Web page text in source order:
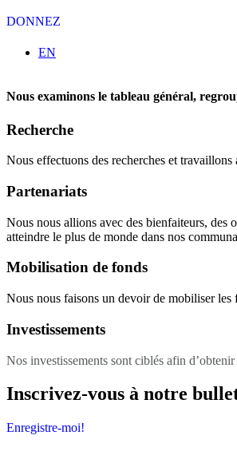
DONNEZ
Sélectionnez votre langue
EN
Nous examinons le tableau général,
Recherche
Nous effectuons des recherches et
Partenariats
Nous nous allions avec des bienfaiteurs, des
atteindre le plus de monde dans nos
Mobilisation de fonds
Nous nous faisons un devoir de mobiliser les
Investissements
Nos investissements sont ciblés afin d’obtenir
Inscrivez-vous à notre
Enregistre-moi!